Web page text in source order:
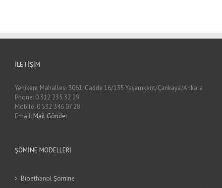
İLETIŞIM
Yenikent Mahallesi 3061. Cadde 16/135 Yaşamkent/Çankaya/Ankara
Phone: 0 312 235 32 29
Mobile: 0 532 346 07 28
Email: Mail Gönder
ŞÖMINE MODELLERI
Bioethanol Şömine